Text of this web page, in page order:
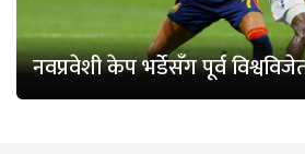
नवप्रवेशी केप भर्डेसँग पूर्व